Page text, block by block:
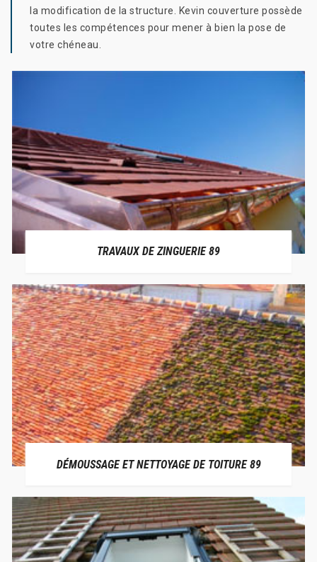
la modification de la structure. Kevin couverture possède
toutes les compétences pour mener à bien la pose de
votre chéneau.
TRAVAUX DE ZINGUERIE 89
DÉMOUSSAGE ET NETTOYAGE DE TOITURE 89